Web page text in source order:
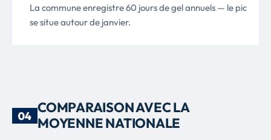
La commune enregistre 60 jours de gel annuels — le pic
se situe autour de janvier.
04
COMPARAISON AVEC LA
MOYENNE NATIONALE